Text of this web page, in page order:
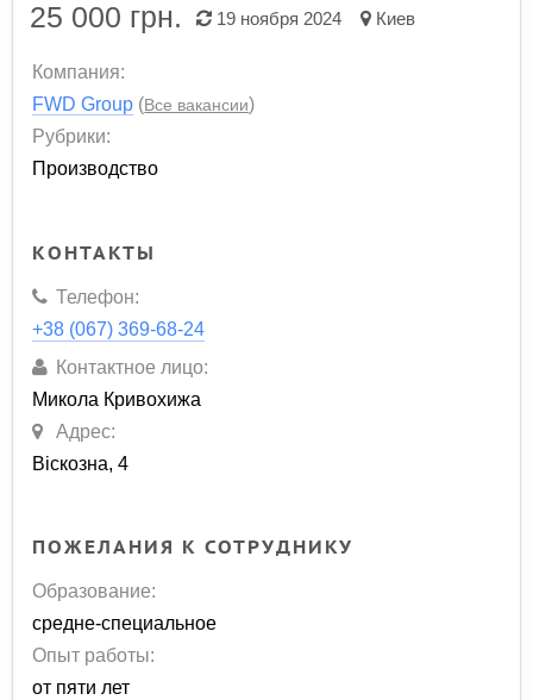
25 000 грн. 19 ноября 2024 Киев
Компания:
FWD Group (Все вакансии)
Рубрики:
Производство
КОНТАКТЫ
Телефон:
+38 (067) 369-68-24
Контактное лицо:
Микола Кривохижа
Адрес:
Віскозна, 4
ПОЖЕЛАНИЯ К СОТРУДНИКУ
Образование:
средне-специальное
Опыт работы:
от пяти лет